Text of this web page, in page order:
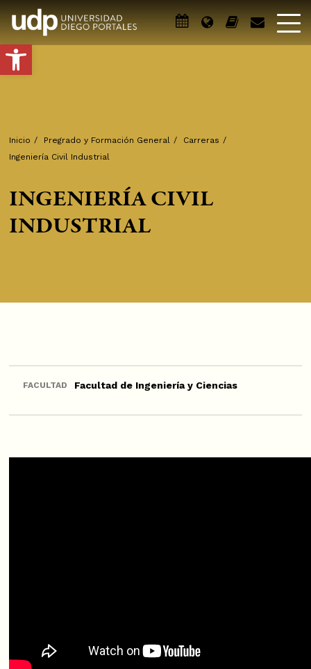
Abrir barra de herramientas
Inicio / Pregrado y Formación General / Carreras /
Ingeniería Civil Industrial
INGENIERÍA CIVIL
INDUSTRIAL
FACULTAD Facultad de Ingeniería y Ciencias